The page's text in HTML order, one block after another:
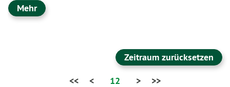
Mehr
Zeitraum zurücksetzen
<<
< 12 > >>